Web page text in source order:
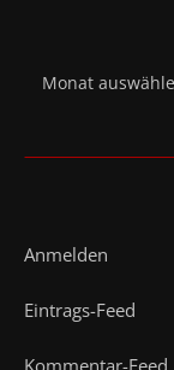
Anmelden
Eintrags-Feed
Kommentar-Feed